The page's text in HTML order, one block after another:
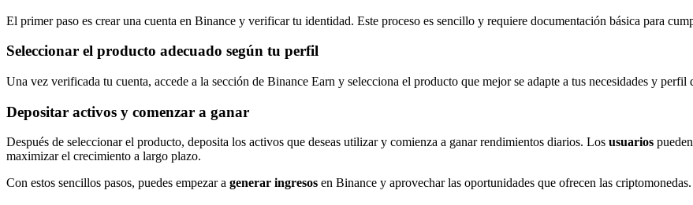
El primer paso es crear una cuenta en Binance y verificar tu identidad. Este proceso es sencillo y requiere documentación básica para
Seleccionar el producto adecuado según tu perfil
Una vez verificada tu cuenta, accede a la sección de Binance Earn y selecciona el producto que mejor se adapte a tus necesidades y perfil
Depositar activos y comenzar a ganar
Después de seleccionar el producto, deposita los activos que deseas utilizar y comienza a ganar rendimientos diarios. Los usuarios
maximizar el crecimiento a largo plazo.
Con estos sencillos pasos, puedes empezar a generar ingresos en Binance y aprovechar las oportunidades que ofrecen las criptomonedas.